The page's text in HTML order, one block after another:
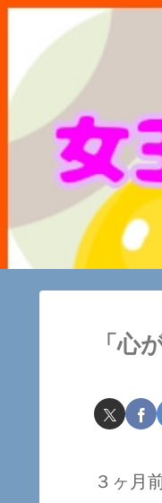
「心
３ヶ月